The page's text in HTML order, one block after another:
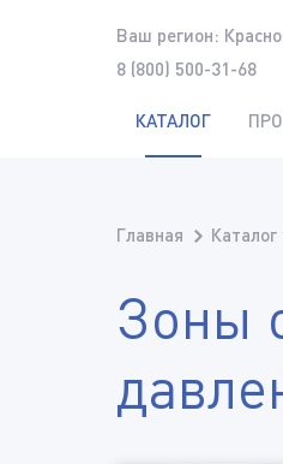
Ваш регион:
8 (800) 500-31-68
КАТАЛОГ
Главная Каталог
Зоны